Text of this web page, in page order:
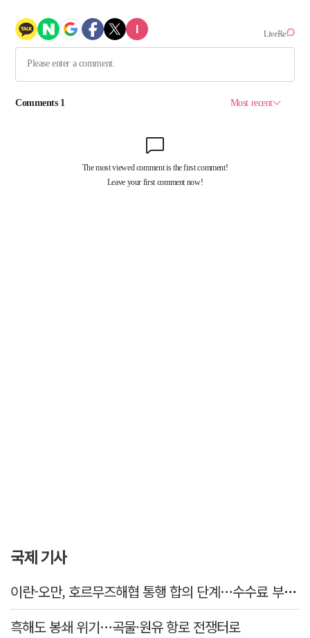
국제 기사
이란-오만, 호르무즈해협 통행 합의 단계…수수료 부과되나
흑해도 봉쇄 위기…곡물·원유 항로 전쟁터로